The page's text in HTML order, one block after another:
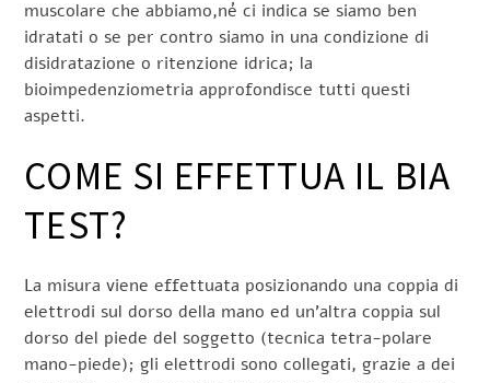
muscolare che abbiamo,né ci indica se siamo ben
idratati o se per contro siamo in una condizione di
disidratazione o ritenzione idrica; la
bioimpedenziometria approfondisce tutti questi
aspetti.
COME SI EFFETTUA IL BIA
TEST?
La misura viene effettuata posizionando una coppia di
elettrodi sul dorso della mano ed un’altra coppia sul
dorso del piede del soggetto (tecnica tetra-polare
mano-piede); gli elettrodi sono collegati, grazie a dei